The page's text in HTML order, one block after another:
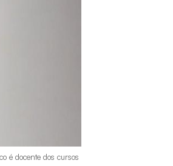
é docente dos cursos